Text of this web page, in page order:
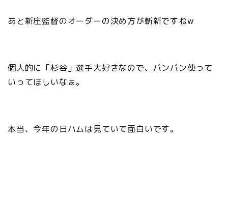
あと新庄監督のオーダーの決め方が斬新ですねw
個人的に「杉谷」選手大好きなので、バンバン使って
いってほしいなぁ。
本当、今年の日ハムは見ていて面白いです。